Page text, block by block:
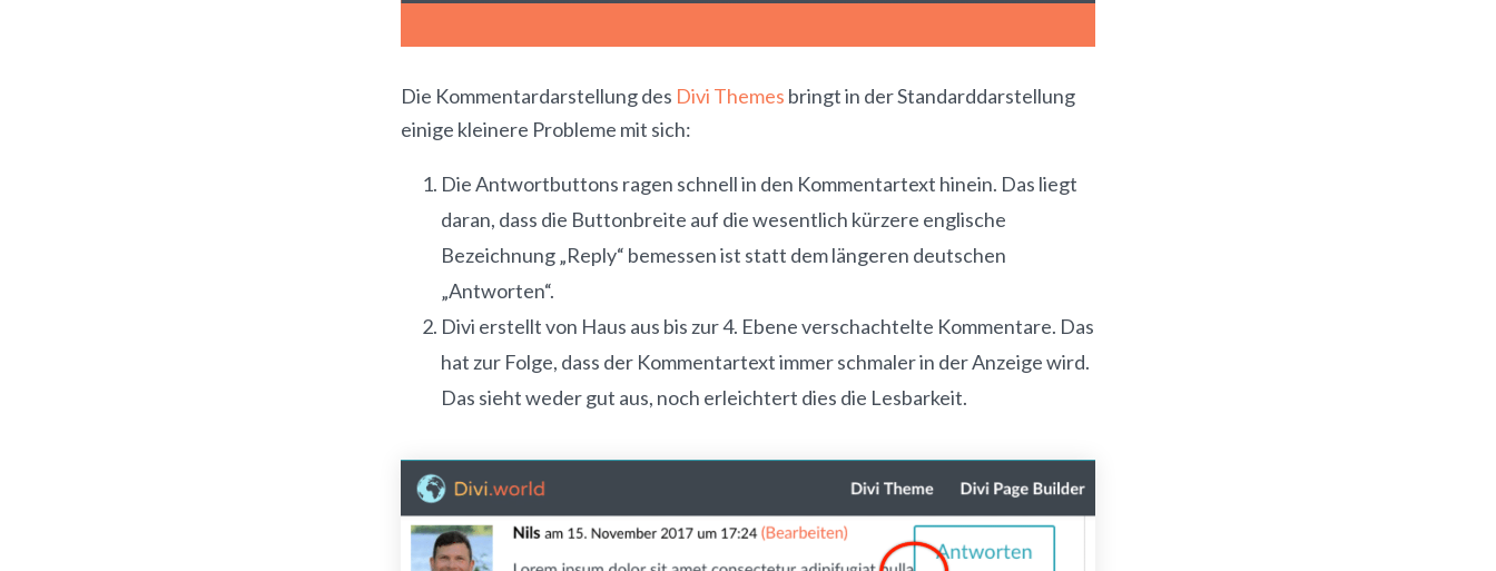
Die Kommentardarstellung des Divi Themes bringt in der Standarddarstellung
einige kleinere Probleme mit sich:
Die Antwortbuttons ragen schnell in den Kommentartext hinein. Das liegt
daran, dass die Buttonbreite auf die wesentlich kürzere englische
Bezeichnung „Reply“ bemessen ist statt dem längeren deutschen
„Antworten“.
Divi erstellt von Haus aus bis zur 4. Ebene verschachtelte Kommentare. Das
hat zur Folge, dass der Kommentartext immer schmaler in der Anzeige wird.
Das sieht weder gut aus, noch erleichtert dies die Lesbarkeit.